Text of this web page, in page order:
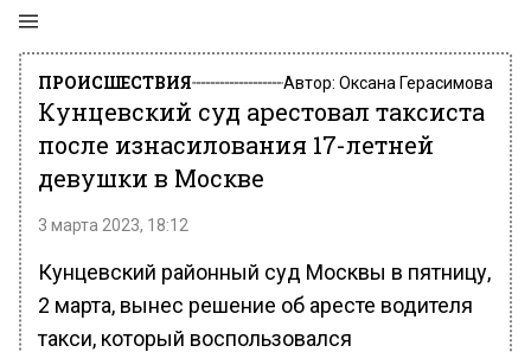
ПРОИСШЕСТВИЯ Автор: Оксана Герасимова
Кунцевский суд арестовал таксиста
после изнасилования 17-летней
девушки в Москве
3 марта 2023, 18:12
Кунцевский районный суд Москвы в пятницу,
2 марта, вынес решение об аресте водителя
такси, который воспользовался